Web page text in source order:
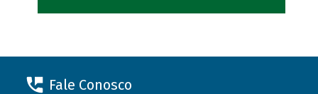
Fale Conosco